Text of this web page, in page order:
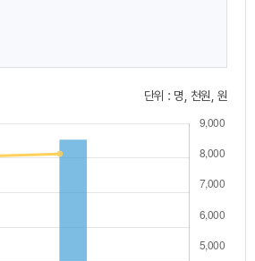
콘
단위 : 명, 천원, 원